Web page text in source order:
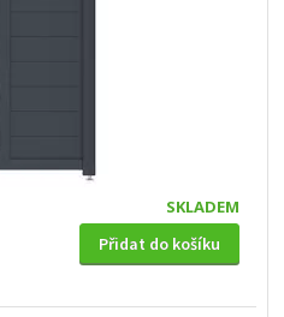
SKLADEM
Přidat do košíku